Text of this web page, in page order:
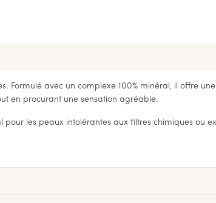
avec un complexe 100% minéral, il offre
en procurant une sensation agréable.
les peaux intolérantes aux filtres chimiques ou